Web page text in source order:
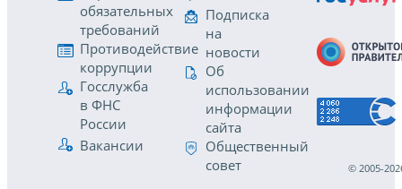
обязательных
требований
Противодействие
коррупции
Госслужба
в ФНС
России
Вакансии
Подписка
на
новости
Об
использовании
информации
сайта
Общественный
совет
© 2005-